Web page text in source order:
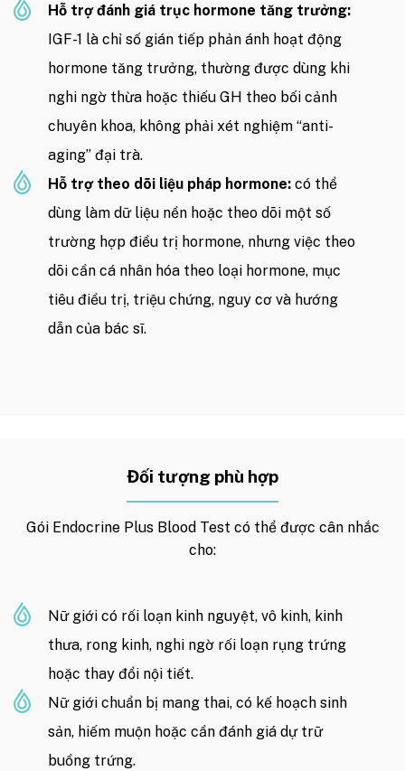
Hỗ trợ đánh giá trục hormone tăng trưởng:
IGF-1 là chỉ số gián tiếp phản ánh hoạt động
hormone tăng trưởng, thường được dùng khi
nghi ngờ thừa hoặc thiếu GH theo bối cảnh
chuyên khoa, không phải xét nghiệm “anti-
aging” đại trà.
Hỗ trợ theo dõi liệu pháp hormone: có thể
dùng làm dữ liệu nền hoặc theo dõi một số
trường hợp điều trị hormone, nhưng việc theo
dõi cần cá nhân hóa theo loại hormone, mục
tiêu điều trị, triệu chứng, nguy cơ và hướng
dẫn của bác sĩ.
Đối tượng phù hợp
Gói Endocrine Plus Blood Test có thể được cân nhắc
cho:
Nữ giới có rối loạn kinh nguyệt, vô kinh, kinh
thưa, rong kinh, nghi ngờ rối loạn rụng trứng
hoặc thay đổi nội tiết.
Nữ giới chuẩn bị mang thai, có kế hoạch sinh
sản, hiếm muộn hoặc cần đánh giá dự trữ
buồng trứng.